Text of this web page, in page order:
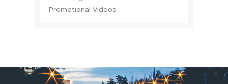
Promotional Videos